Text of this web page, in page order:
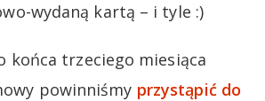
wydaną kartą – i tyle :)
końca trzeciego miesiąca
powinniśmy przystąpić do